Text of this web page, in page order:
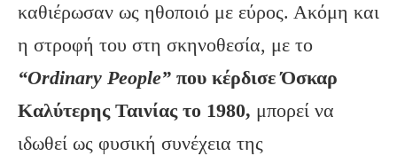
καθιέρωσαν ως ηθοποιό με εύρος. Ακόμη και
η στροφή του στη σκηνοθεσία, με το
“Ordinary People” που κέρδισε Όσκαρ
Καλύτερης Ταινίας το 1980, μπορεί να
ιδωθεί ως φυσική συνέχεια της